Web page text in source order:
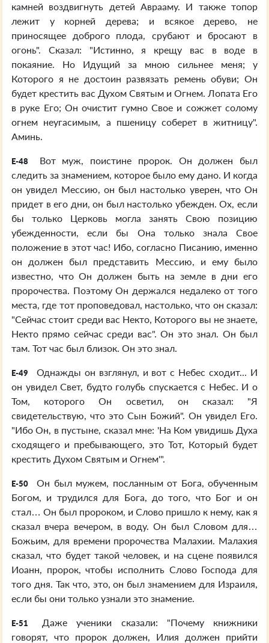
камней воздвигнуть детей Аврааму. И также топор
лежит у корней дерева; и всякое дерево, не
приносящее доброго плода, срубают и бросают в
огонь". Сказал: "Истинно, я крещу вас в воде в
покаяние. Но Идущий за мною сильнее меня; у
Которого я не достоин развязать ремень обуви; Он
будет крестить вас Духом Святым и Огнем. Лопата Его
в руке Его; Он очистит гумно Свое и сожжет солому
огнем неугасимым, а пшеницу соберет в житницу".
Аминь.
E-48
Вот муж, поистине пророк. Он должен был
следить за знамением, которое было ему дано. И когда
он увидел Мессию, он был настолько уверен, что Он
придет в его дни, он был настолько убежден. Ох, если
бы только Церковь могла занять Свою позицию
убежденности, если бы Она только знала Свое
положение в этот час! Ибо, согласно Писанию, именно
он должен был представить Мессию, и ему было
известно, что Он должен быть на земле в дни его
пророчества. Поэтому Он держался недалеко от того
места, где тот проповедовал, настолько, что он сказал:
"Сейчас стоит среди вас Некто, Которого вы не знаете,
Некто прямо сейчас среди вас". Он это знал. Он был
там. Тот час был близок. Он это знал.
E-49
Однажды он взглянул, и вот с Небес сходит... И
он увидел Свет, будто голубь спускается с Небес. И о
Том, которого Он осветил, он сказал: "Я
свидетельствую, что это Сын Божий". Он увидел Его.
"Ибо Он, в пустыне, сказал мне: 'На Ком увидишь Духа
сходящего и пребывающего, это Тот, Который будет
крестить Духом Святым и Огнем'".
E-50
Он был мужем, посланным от Бога, обученным
Богом, и трудился для Бога, до того, что Бог и он
стал… Он был пророком, и Слово пришло к нему, как я
сказал вчера вечером, в воду. Он был Словом для…
Божьим, для времени пророчества Малахии. Малахия
сказал, что будет такой человек, и на сцене появился
Иоанн, пророк, чтобы исполнить Слово Господа для
того дня. Так что, это, он был знамением для Израиля,
если бы они только узнали это знамение.
E-51
Даже ученики сказали: "Почему книжники
говорят, что пророк должен, Илия должен прийти